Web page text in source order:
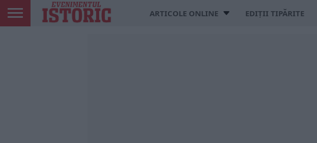
ARTICOLE ONLINE EDIȚII TIPĂRITE